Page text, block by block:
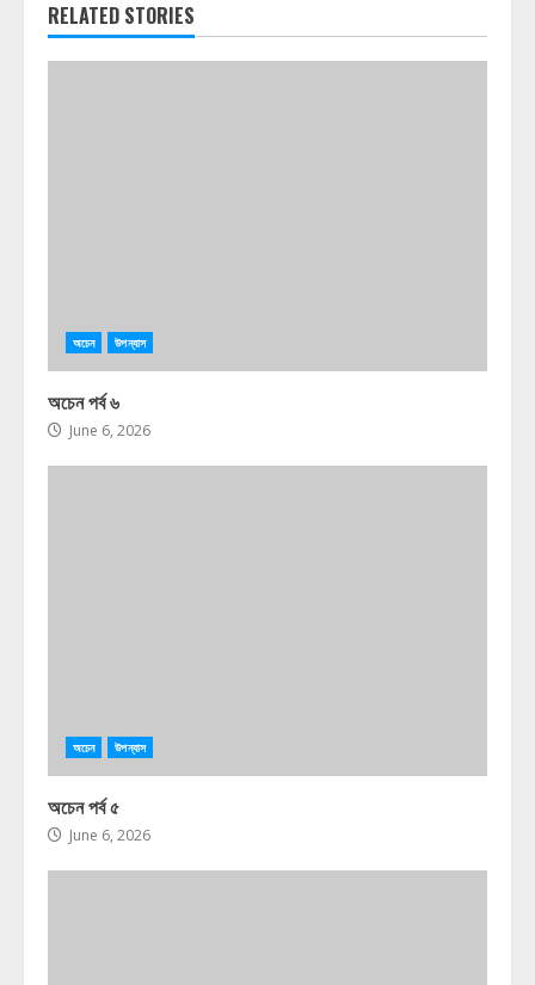
RELATED STORIES
অচেন উপন্যাস
অচেন পর্ব ৬
June 6, 2026
অচেন উপন্যাস
অচেন পর্ব ৫
June 6, 2026